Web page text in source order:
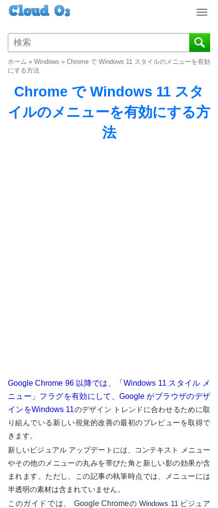
T
g
g
e
a
i
g
ホーム » Windows » Chrome で Windows 11 スタイルのメニューを有効
にする方法
Chrome で Windows 11 スタ
イルのメニューを有効にする方
法
Google Chrome 96 以降では、「Windows 11 スタイル メ
ニュー」フラグを有効にして、Google がブラウザのデザ
インをWindows 11のデザイン トレンドに合わせるために取
り組んでいる新しい視覚的改善の最初のプレビューを取得で
きます。
新しいビジュアル アップデートには、コンテキスト メニュー
やその他のメニューの丸みを帯びた角と新しい影の効果が含
まれます。ただし、この記事の執筆時点では、メニューには
半透明の素材は含まれていません。
このガイドでは、 Google Chromeの Windows 11 ビジュア